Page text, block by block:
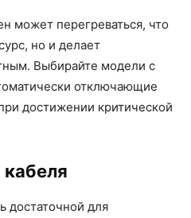
может перегреваться, что
но и делает
Выбирайте модели с
отключающие
достижении критической
кабеля
достаточной для